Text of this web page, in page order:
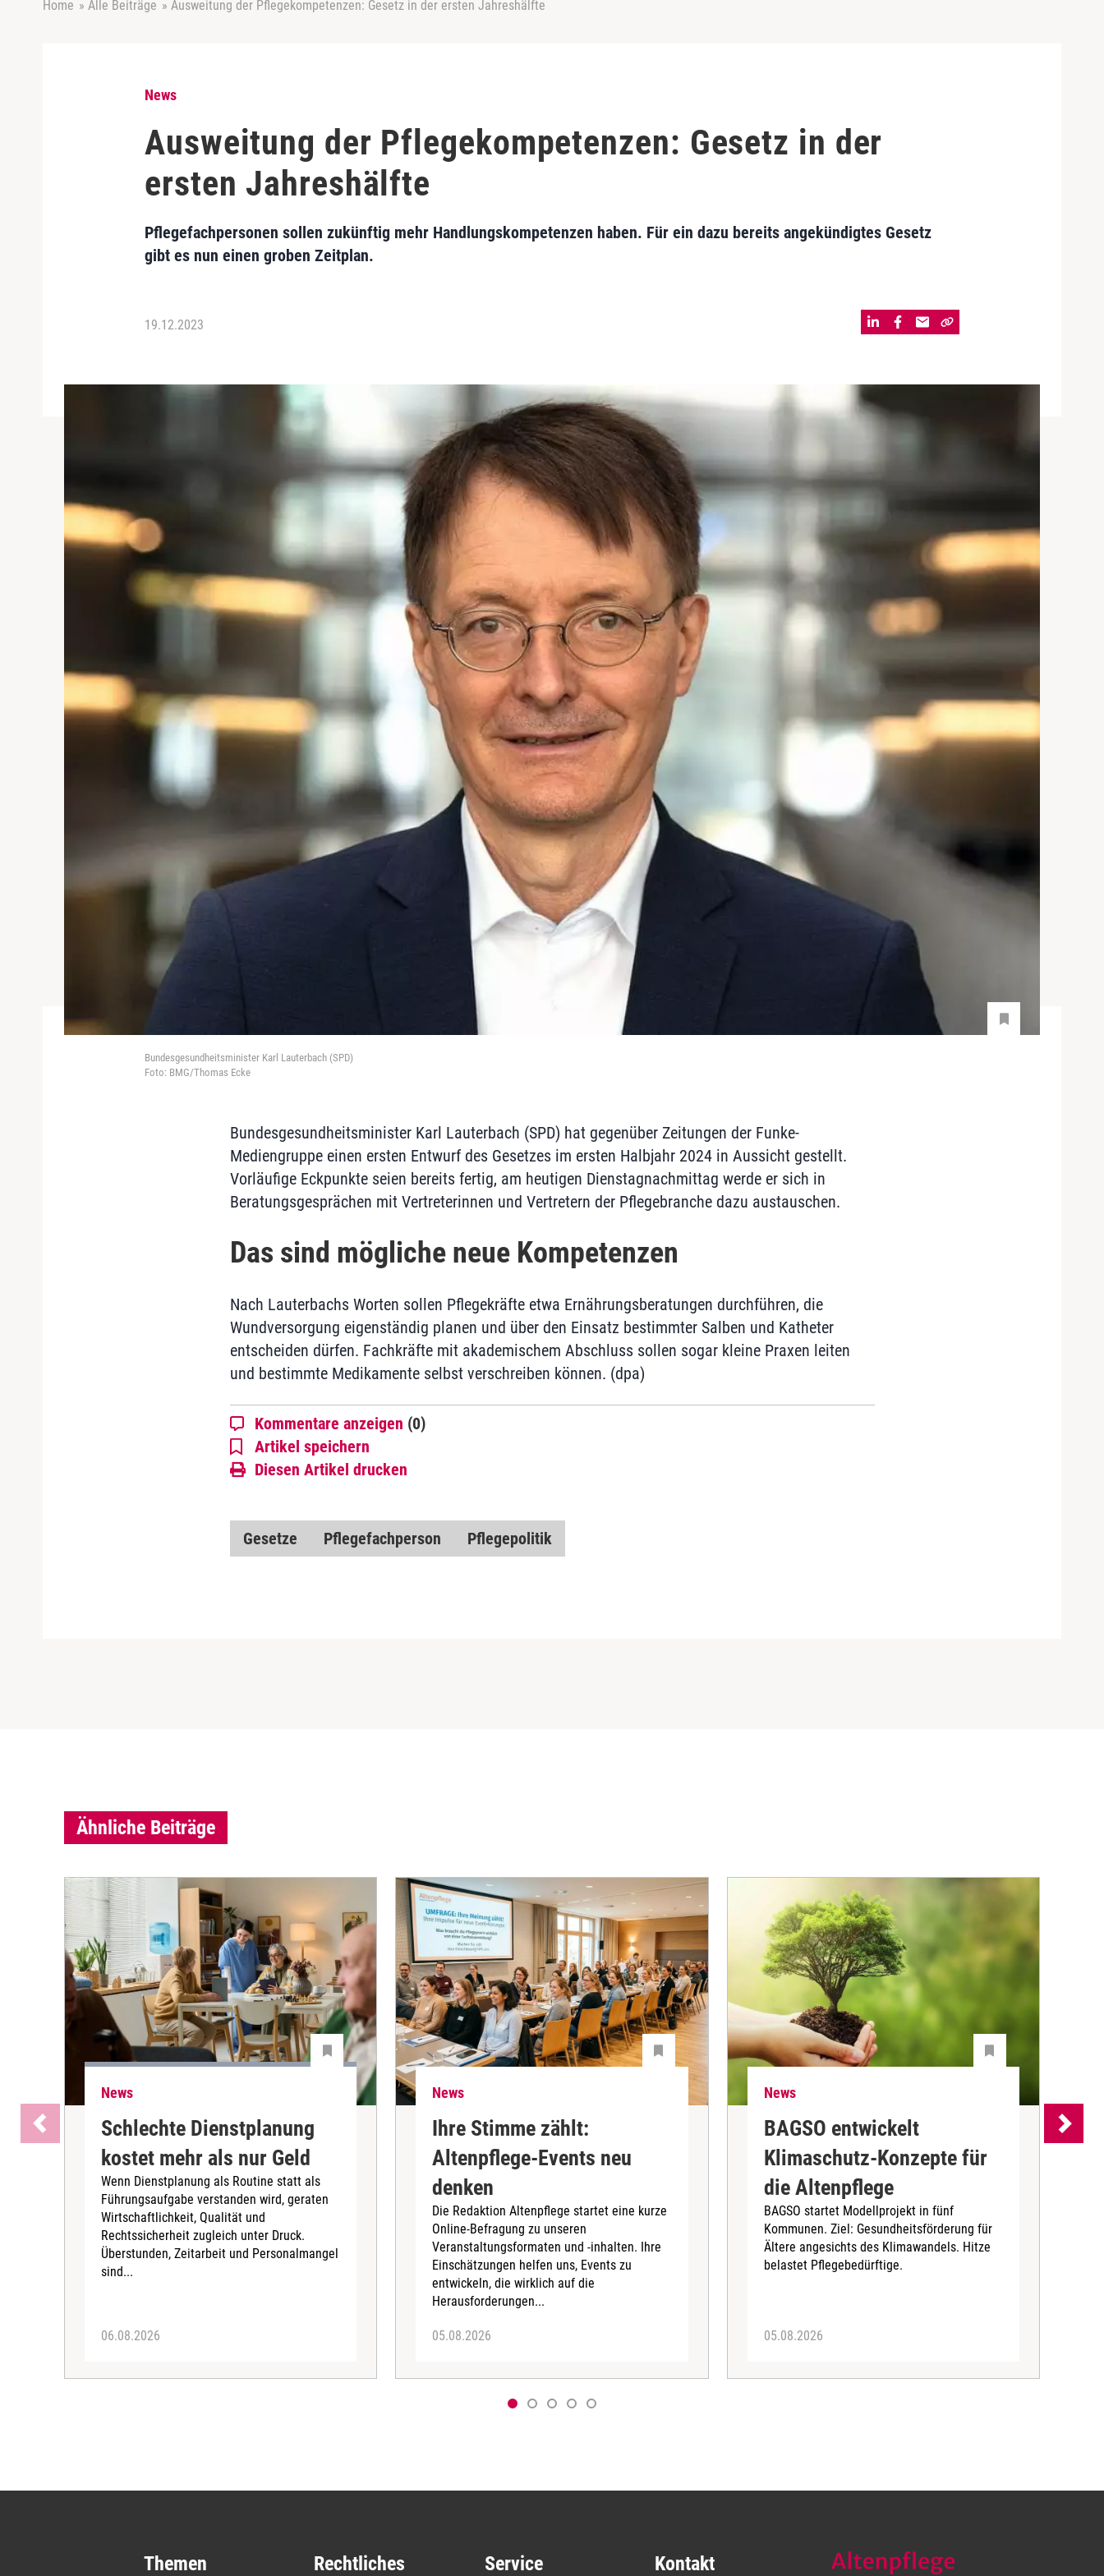
Home » Alle Beiträge » Ausweitung der Pflegekompetenzen: Gesetz in der ersten Jahreshälfte
News
Ausweitung der Pflegekompetenzen: Gesetz in der
ersten Jahreshälfte
Pflegefachpersonen sollen zukünftig mehr Handlungskompetenzen haben. Für ein dazu bereits angekündigtes Gesetz
gibt es nun einen groben Zeitplan.
19.12.2023
Bundesgesundheitsminister Karl Lauterbach (SPD)
Foto: BMG/Thomas Ecke
Bundesgesundheitsminister Karl Lauterbach (SPD) hat gegenüber Zeitungen der Funke-
Mediengruppe einen ersten Entwurf des Gesetzes im ersten Halbjahr 2024 in Aussicht gestellt.
Vorläufige Eckpunkte seien bereits fertig, am heutigen Dienstagnachmittag werde er sich in
Beratungsgesprächen mit Vertreterinnen und Vertretern der Pflegebranche dazu austauschen.
Das sind mögliche neue Kompetenzen
Nach Lauterbachs Worten sollen Pflegekräfte etwa Ernährungsberatungen durchführen, die
Wundversorgung eigenständig planen und über den Einsatz bestimmter Salben und Katheter
entscheiden dürfen. Fachkräfte mit akademischem Abschluss sollen sogar kleine Praxen leiten
und bestimmte Medikamente selbst verschreiben können. (dpa)
Kommentare anzeigen (0)
Artikel speichern
Diesen Artikel drucken
Gesetze Pflegefachperson Pflegepolitik
Ähnliche Beiträge
News
Schlechte Dienstplanung
kostet mehr als nur Geld
Wenn Dienstplanung als Routine statt als
Führungsaufgabe verstanden wird, geraten
Wirtschaftlichkeit, Qualität und
Rechtssicherheit zugleich unter Druck.
Überstunden, Zeitarbeit und Personalmangel
sind...
06.08.2026
News
Ihre Stimme zählt:
Altenpflege-Events neu
denken
Die Redaktion Altenpflege startet eine kurze
Online-Befragung zu unseren
Veranstaltungsformaten und -inhalten. Ihre
Einschätzungen helfen uns, Events zu
entwickeln, die wirklich auf die
Herausforderungen...
05.08.2026
News
BAGSO entwickelt
Klimaschutz-Konzepte für
die Altenpflege
BAGSO startet Modellprojekt in fünf
Kommunen. Ziel: Gesundheitsförderung für
Ältere angesichts des Klimawandels. Hitze
belastet Pflegebedürftige.
05.08.2026
Themen Rechtliches Service Kontakt